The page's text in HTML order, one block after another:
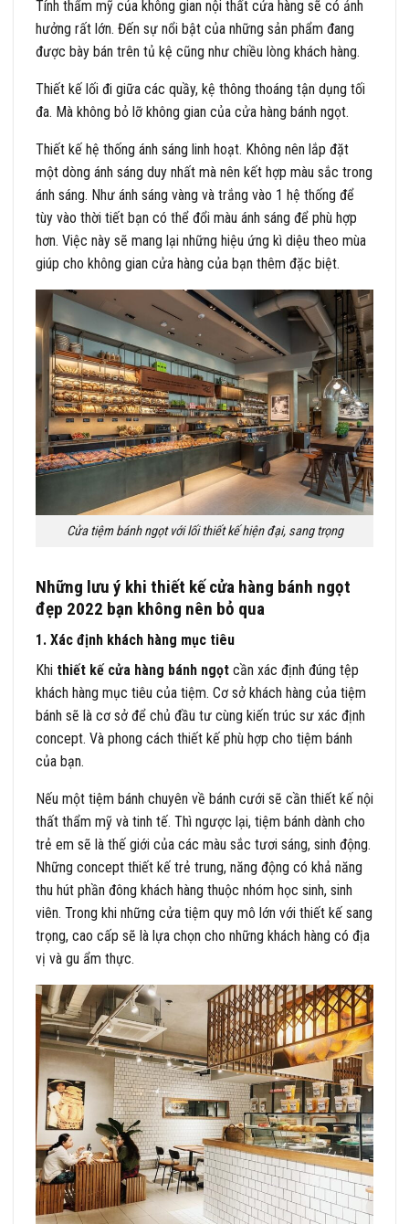
Tính thẩm mỹ của không gian nội thất cửa hàng sẽ có ảnh
hưởng rất lớn. Đến sự nổi bật của những sản phẩm đang
được bày bán trên tủ kệ cũng như chiều lòng khách hàng.
Thiết kế lối đi giữa các quầy, kệ thông thoáng tận dụng tối
đa. Mà không bỏ lỡ không gian của cửa hàng bánh ngọt.
Thiết kế hệ thống ánh sáng linh hoạt. Không nên lắp đặt
một dòng ánh sáng duy nhất mà nên kết hợp màu sắc trong
ánh sáng. Như ánh sáng vàng và trắng vào 1 hệ thống để
tùy vào thời tiết bạn có thể đổi màu ánh sáng để phù hợp
hơn. Việc này sẽ mang lại những hiệu ứng kì diệu theo mùa
giúp cho không gian cửa hàng của bạn thêm đặc biệt.
Cửa tiệm bánh ngọt với lối thiết kế hiện đại, sang trọng
Những lưu ý khi thiết kế cửa hàng bánh ngọt
đẹp 2022 bạn không nên bỏ qua
1. Xác định khách hàng mục tiêu
Khi thiết kế cửa hàng bánh ngọt cần xác định đúng tệp
khách hàng mục tiêu của tiệm. Cơ sở khách hàng của tiệm
bánh sẽ là cơ sở để chủ đầu tư cùng kiến trúc sư xác định
concept. Và phong cách thiết kế phù hợp cho tiệm bánh
của bạn.
Nếu một tiệm bánh chuyên về bánh cưới sẽ cần thiết kế nội
thất thẩm mỹ và tinh tế. Thì ngược lại, tiệm bánh dành cho
trẻ em sẽ là thế giới của các màu sắc tươi sáng, sinh động.
Những concept thiết kế trẻ trung, năng động có khả năng
thu hút phần đông khách hàng thuộc nhóm học sinh, sinh
viên. Trong khi những cửa tiệm quy mô lớn với thiết kế sang
trọng, cao cấp sẽ là lựa chọn cho những khách hàng có địa
vị và gu ẩm thực.